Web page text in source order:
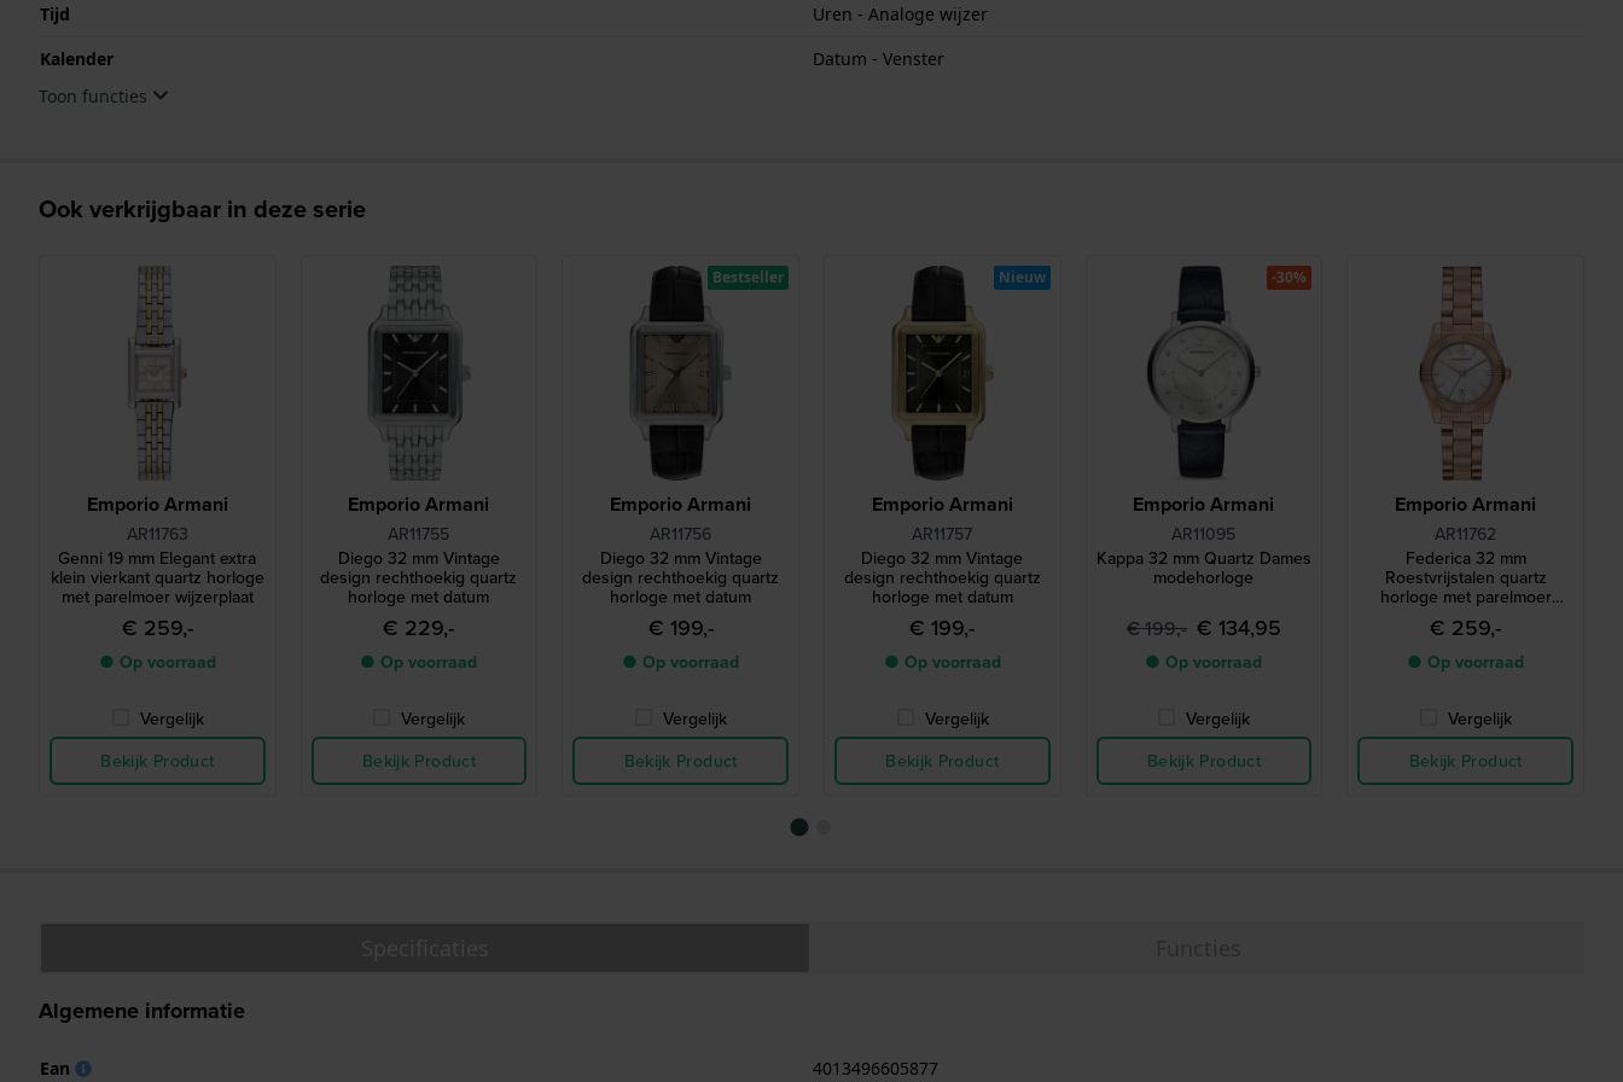
Tijd
Uren - Analoge wijzer
Kalender
Datum - Venster
Toon functies
Ook verkrijgbaar in deze serie
Emporio Armani
AR11763
Genni 19 mm Elegant extra
klein vierkant quartz horloge
met parelmoer wijzerplaat
€ 259,-
● Op voorraad
Vergelijk
Bekijk Product
Emporio Armani
AR11755
Diego 32 mm Vintage
design rechthoekig quartz
horloge met datum
€ 229,-
● Op voorraad
Vergelijk
Bekijk Product
Emporio Armani
AR11756
Diego 32 mm Vintage
design rechthoekig quartz
horloge met datum
€ 199,-
● Op voorraad
Vergelijk
Bekijk Product
Bestseller
Emporio Armani
AR11757
Diego 32 mm Vintage
design rechthoekig quartz
horloge met datum
€ 199,-
● Op voorraad
Vergelijk
Bekijk Product
Nieuw
Emporio Armani
AR11095
Kappa 32 mm Quartz Dames
modehorloge
€ 199,- € 134,95
● Op voorraad
Vergelijk
Bekijk Product
-30%
Emporio Armani
AR11762
Federica 32 mm
Roestvrijstalen quartz
horloge met parelmoer
wijzerplaat, geribbelde
lunette en datum
€ 259,-
● Op voorraad
Vergelijk
Bekijk Product
Algemene informatie
Ean 4013496605877